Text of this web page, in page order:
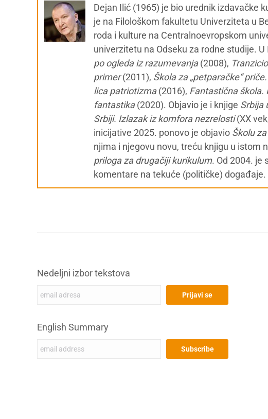
Dejan Ilić (1965) je bio urednik izdavačke
je na Filološkom fakultetu Univerziteta u
roda i kulture na Centralnoevropskom
univerzitetu na Odseku za rodne studije.
po ogleda iz razumevanja(2008),
primer(2011), Škola za „petparačke“
lica patriotizma(2016), Fantastična škola.
fantastika(2020). Objavio je i knjige Srbija
Srbiji. Izlazak iz komfora nezrelosti(XX
inicijative 2025. ponovo je objavio Školu
njima i njegovu novu, treću knjigu u istom
priloga za drugačiji kurikulum. Od 2004. je
komentare na tekuće (političke) događaje.
Nedeljni izbor tekstova
English Summary